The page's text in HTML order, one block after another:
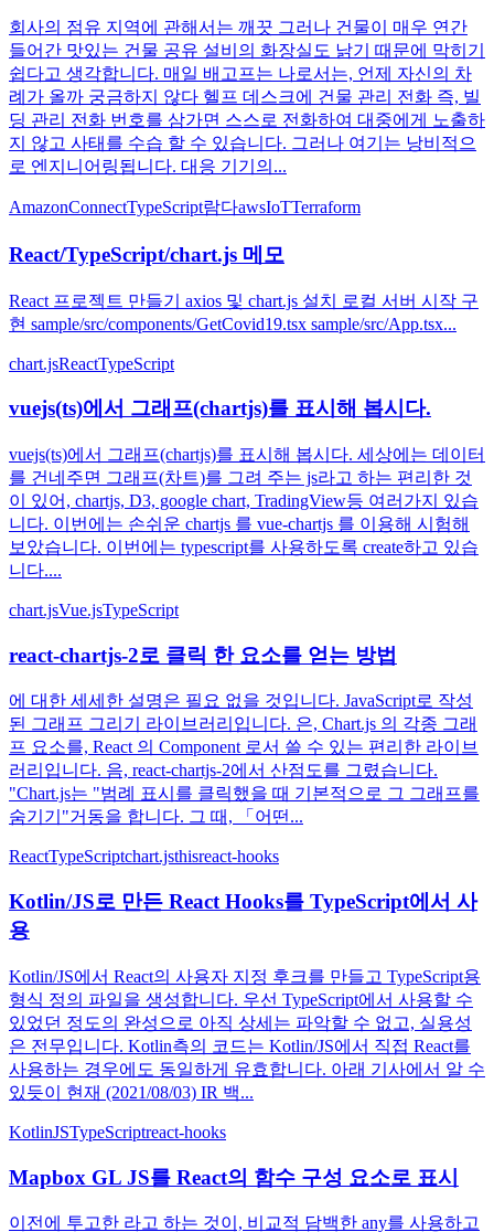
회사의 점유 지역에 관해서는 깨끗 그러나 건물이 매우 연간
들어간 맛있는 건물 공유 설비의 화장실도 낡기 때문에 막히기
쉽다고 생각합니다. 매일 배고프는 나로서는, 언제 자신의 차
례가 올까 궁금하지 않다 헬프 데스크에 건물 관리 전화 즉, 빌
딩 관리 전화 번호를 삼가면 스스로 전화하여 대중에게 노출하
지 않고 사태를 수습 할 수 있습니다. 그러나 여기는 낭비적으
로 엔지니어링됩니다. 대응 기기의...
AmazonConnectTypeScript람다awsIoTTerraform
React/TypeScript/chart.js 메모
React 프로젝트 만들기 axios 및 chart.js 설치 로컬 서버 시작 구
현 sample/src/components/GetCovid19.tsx sample/src/App.tsx...
chart.jsReactTypeScript
vuejs(ts)에서 그래프(chartjs)를 표시해 봅시다.
vuejs(ts)에서 그래프(chartjs)를 표시해 봅시다. 세상에는 데이터
를 건네주면 그래프(차트)를 그려 주는 js라고 하는 편리한 것
이 있어, chartjs, D3, google chart, TradingView등 여러가지 있습
니다. 이번에는 손쉬운 chartjs 를 vue-chartjs 를 이용해 시험해
보았습니다. 이번에는 typescript를 사용하도록 create하고 있습
니다....
chart.jsVue.jsTypeScript
react-chartjs-2로 클릭 한 요소를 얻는 방법
에 대한 세세한 설명은 필요 없을 것입니다. JavaScript로 작성
된 그래프 그리기 라이브러리입니다. 은, Chart.js 의 각종 그래
프 요소를, React 의 Component 로서 쓸 수 있는 편리한 라이브
러리입니다. 음, react-chartjs-2에서 산점도를 그렸습니다.
"Chart.js는 "범례 표시를 클릭했을 때 기본적으로 그 그래프를
숨기기"거동을 합니다. 그 때, 「어떤...
ReactTypeScriptchart.jsthisreact-hooks
Kotlin/JS로 만든 React Hooks를 TypeScript에서 사
용
Kotlin/JS에서 React의 사용자 지정 후크를 만들고 TypeScript용
형식 정의 파일을 생성합니다. 우선 TypeScript에서 사용할 수
있었던 정도의 완성으로 아직 상세는 파악할 수 없고, 실용성
은 전무입니다. Kotlin측의 코드는 Kotlin/JS에서 직접 React를
사용하는 경우에도 동일하게 유효합니다. 아래 기사에서 알 수
있듯이 현재 (2021/08/03) IR 백...
KotlinJSTypeScriptreact-hooks
Mapbox GL JS를 React의 함수 구성 요소로 표시
이전에 투고한 라고 하는 것이, 비교적 담백한 any를 사용하고